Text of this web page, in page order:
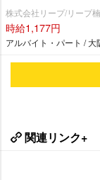
株式会社リープ/リープ
時給1,177円
アルバイト・パート / 大
関連リンク+